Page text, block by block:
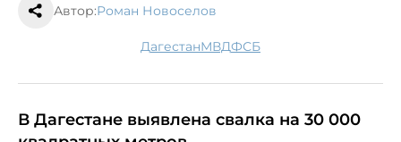
Автор:Роман Новоселов
Дагестан МВД ФСБ
В Дагестане выявлена свалка на 30 000